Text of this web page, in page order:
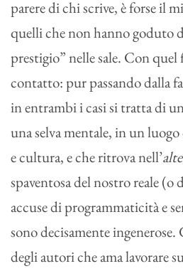
parere di chi scrive, è forse il
quelli che non hanno goduto
prestigio” nelle sale. Con quel
contatto: pur passando dalla
in entrambi i casi si tratta di
una selva mentale, in un
e cultura, e che ritrova nell’
spaventosa del nostro reale (o
accuse di programmaticità e
sono decisamente
degli autori che ama lavorare